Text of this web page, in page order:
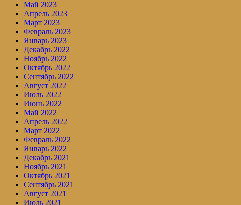
Май 2023
Апрель 2023
Март 2023
Февраль 2023
Январь 2023
Декабрь 2022
Ноябрь 2022
Октябрь 2022
Сентябрь 2022
Август 2022
Июль 2022
Июнь 2022
Май 2022
Апрель 2022
Март 2022
Февраль 2022
Январь 2022
Декабрь 2021
Ноябрь 2021
Октябрь 2021
Сентябрь 2021
Август 2021
Июль 2021